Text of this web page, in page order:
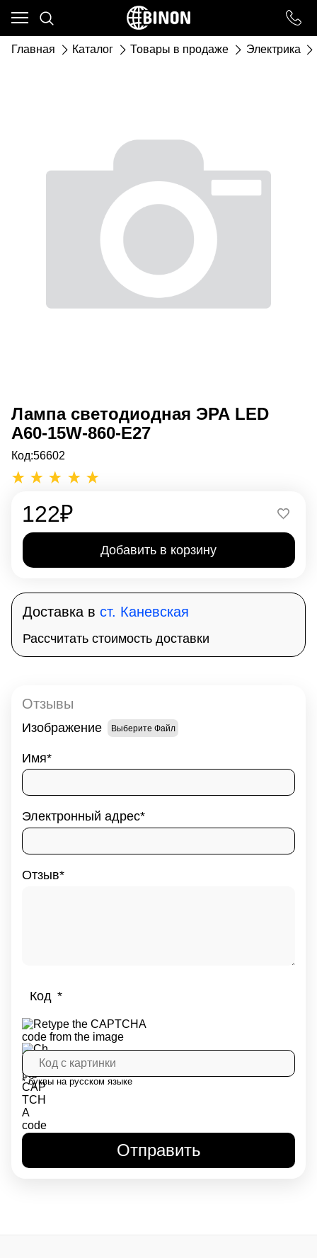
Главная Каталог Товары в продаже Электрика
Лампа светодиодная ЭРА LED
A60-15W-860-E27
Код:56602
122₽
Добавить в корзину
Доставка в ст. Каневская
Рассчитать стоимость доставки
Отзывы
Изображение Выберите Файл
Имя
Электронный адрес
Отзыв
Код
* буквы на русском языке
Ваш город - ст. Каневская,
угадали?
ДА НЕТ